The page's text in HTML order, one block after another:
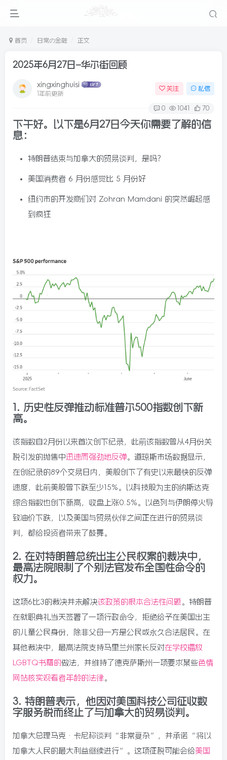
首页 日常の金融 正文
2025年6月27日–华尔街回顾
xingxinghuisi
1年前更新
关注 私信
0 1041 70
下午好。以下是6月27日今天你需要了解的信
息：
特朗普结束与加拿大的贸易谈判，是吗？
美国消费者 6 月份感觉比 5 月份好
纽约市的开发商们对 Zohran Mamdani 的突然崛起感
到疯狂
1. 历史性反弹推动标准普尔500指数创下新
高。
该指数自2月份以来首次创下纪录，此前该指数曾从4月份关
税引发的抛售中迅速而强劲地反弹。道琼斯市场数据显示，
在创纪录的89个交易日内，美股创下了有史以来最快的反弹
速度，此前美股曾下跌至少15%。以科技股为主的纳斯达克
综合指数也创下新高，收盘上涨0.5%。以色列与伊朗停火导
致油价下跌，以及美国与贸易伙伴之间正在进行的贸易谈
判，都给投资者带来了鼓舞。
2. 在对特朗普总统出生公民权案的裁决中，
最高法院限制了个别法官发布全国性命令的
权力。
这项6比3的裁决并未解决该政策的根本合法性问题 。特朗普
在就职典礼当天签署了一项行政命令，拒绝给予在美国出生
的儿童公民身份，除非父母一方是公民或永久合法居民。在
其他裁决中，最高法院支持马里兰州家长反对在学校播放
LGBTQ书籍的做法，并维持了德克萨斯州一项要求某些色情
网站核实观看者年龄的法律。
3. 特朗普表示，他因对美国科技公司征收数
字服务税而终止了与加拿大的贸易谈判。
加拿大总理马克·卡尼称谈判“非常复杂”，并承诺“将以
加拿大人民的最大利益继续进行”。这项征税可能会给美国